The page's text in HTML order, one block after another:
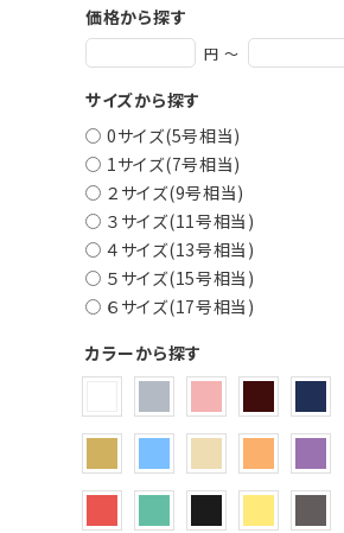
価格から探す
円 ～
サイズから探す
0サイズ(5号相当)
1サイズ(7号相当)
２サイズ(9号相当)
３サイズ(11号相当)
４サイズ(13号相当)
５サイズ(15号相当)
６サイズ(17号相当)
カラーから探す